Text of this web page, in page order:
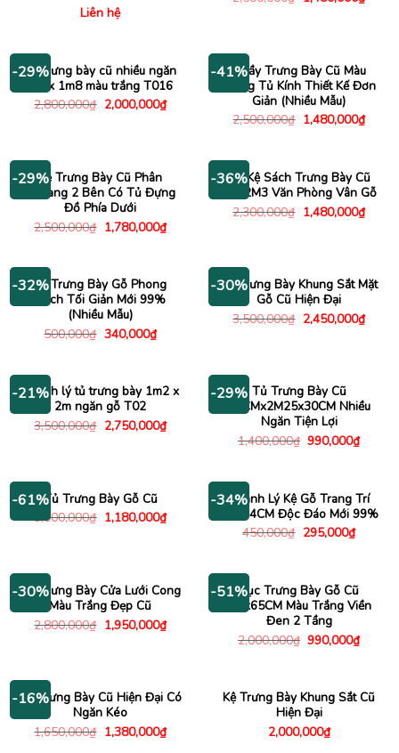
Liên hệ
gốc hiện
-29%
Tủ trưng bày cũ nhiều ngăn
1m x 1m8 màu trắng T016
2,800,000₫ Giá
gốc
2,000,000₫Giá
hiện
-41%Quầy Trưng Bày Cũ Màu
Trắng Tủ Kính Thiết Kế Đơn
Giản (Nhiều Mẫu)
2,500,000₫ Giá
gốc
1,480,000₫Giá
hiện
-29%Kệ Trưng Bày Cũ Phân
Khoang 2 Bên Có Tủ Đựng
Đồ Phía Dưới
2,500,000₫ Giá
gốc
1,780,000₫Giá
hiện
1,780,000₫.
-36%Tủ Kệ Sách Trưng Bày Cũ
1Mx2M3 Văn Phòng Vân Gỗ
2,300,000₫ Giá
gốc
1,480,000₫Giá
hiện
-32%Kệ Trưng Bày Gỗ Phong
Cách Tối Giản Mới 99%
(Nhiều Mẫu)
500,000₫ Giá
340,000₫Giá
hiện
340,000₫.
-30%
Kệ Trưng Bày Khung Sắt Mặt
Gỗ Cũ Hiện Đại
3,500,000₫ Giá
gốc
2,450,000₫Giá
hiện
-21%
Thanh lý tủ trưng bày 1m2 x
2m ngăn gỗ T02
3,500,000₫ Giá
gốc
2,750,000₫Giá
hiện
-29% Tủ Trưng Bày Cũ
55CMx2M25x30CM Nhiều
Ngăn Tiện Lợi
1,400,000₫ Giá
990,000₫Giá
hiện
-61%Tủ Trưng Bày Gỗ Cũ
3,000,000₫ Giá
gốc
1,180,000₫Giá
hiện
-34%Thanh Lý Kệ Gỗ Trang Trí
1Mx74CM Độc Đáo Mới 99%
450,000₫ Giá
295,000₫Giá
hiện
-30%
Tủ Trưng Bày Cửa Lưới Cong
Màu Trắng Đẹp Cũ
2,800,000₫ Giá
gốc
1,950,000₫Giá
hiện
-51%Bục Trưng Bày Gỗ Cũ
2Mx65CM Màu Trắng Viền
Đen 2 Tầng
2,000,000₫ Giá
990,000₫Giá
hiện
-16%
Tủ Trưng Bày Cũ Hiện Đại Có
Ngăn Kéo
1,650,000₫ Giá
gốc
1,380,000₫Giá
hiện
Kệ Trưng Bày Khung Sắt Cũ
Hiện Đại
2,000,000₫